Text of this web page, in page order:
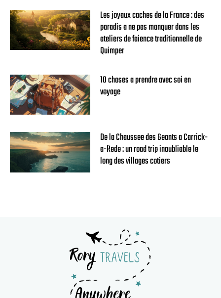
Les joyaux caches de la France : des
paradis a ne pas manquer dans les
ateliers de faience traditionnelle de
Quimper
10 choses a prendre avec soi en
voyage
De la Chaussee des Geants a Carrick-
a-Rede : un road trip inoubliable le
long des villages cotiers